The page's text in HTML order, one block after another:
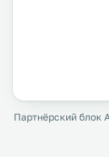
Партнёрский блок